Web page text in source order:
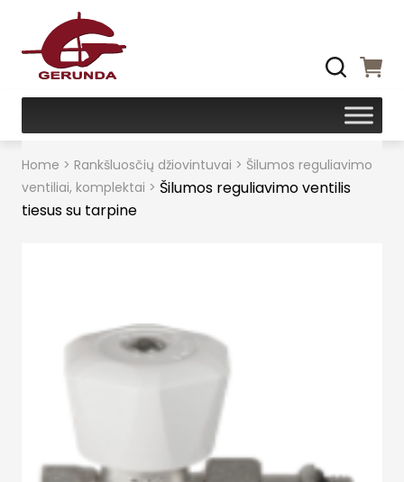
Home > Rankšluosčių džiovintuvai > Šilumos reguliavimo
ventiliai, komplektai > Šilumos reguliavimo ventilis
tiesus su tarpine